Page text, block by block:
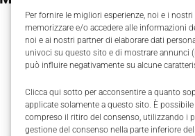
Per fornire le migliori esperienze, noi e i
memorizzare e/o accedere alle informazioni
noi e ai nostri partner di elaborare dati
univoci su questo sito e di mostrare annunci
può influire negativamente su alcune
Clicca qui sotto per acconsentire a quanto
applicate solamente a questo sito. È
compreso il ritiro del consenso, utilizzando i
gestione del consenso nella parte inferiore
0
di Pamoco
1